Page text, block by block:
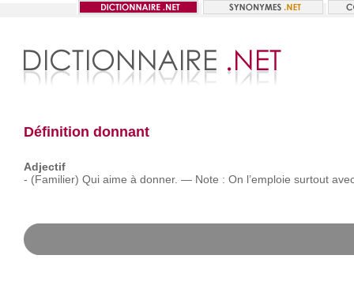
Définition donnant
Adjectif
- (Familier) Qui aime à donner. — Note : On l’emploie surtout